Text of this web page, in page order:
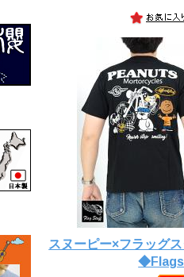
スヌーピー×フラッグ